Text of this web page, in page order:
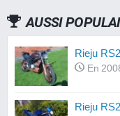
AUSSI
Rieju
En
Rieju